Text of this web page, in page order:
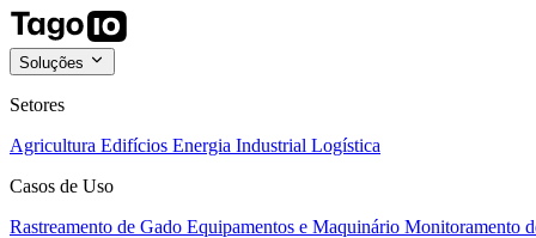
Soluções
Setores
Agricultura Edifícios Energia Industrial Logística
Casos de Uso
Rastreamento de Gado Equipamentos e Maquinário Monitoramento